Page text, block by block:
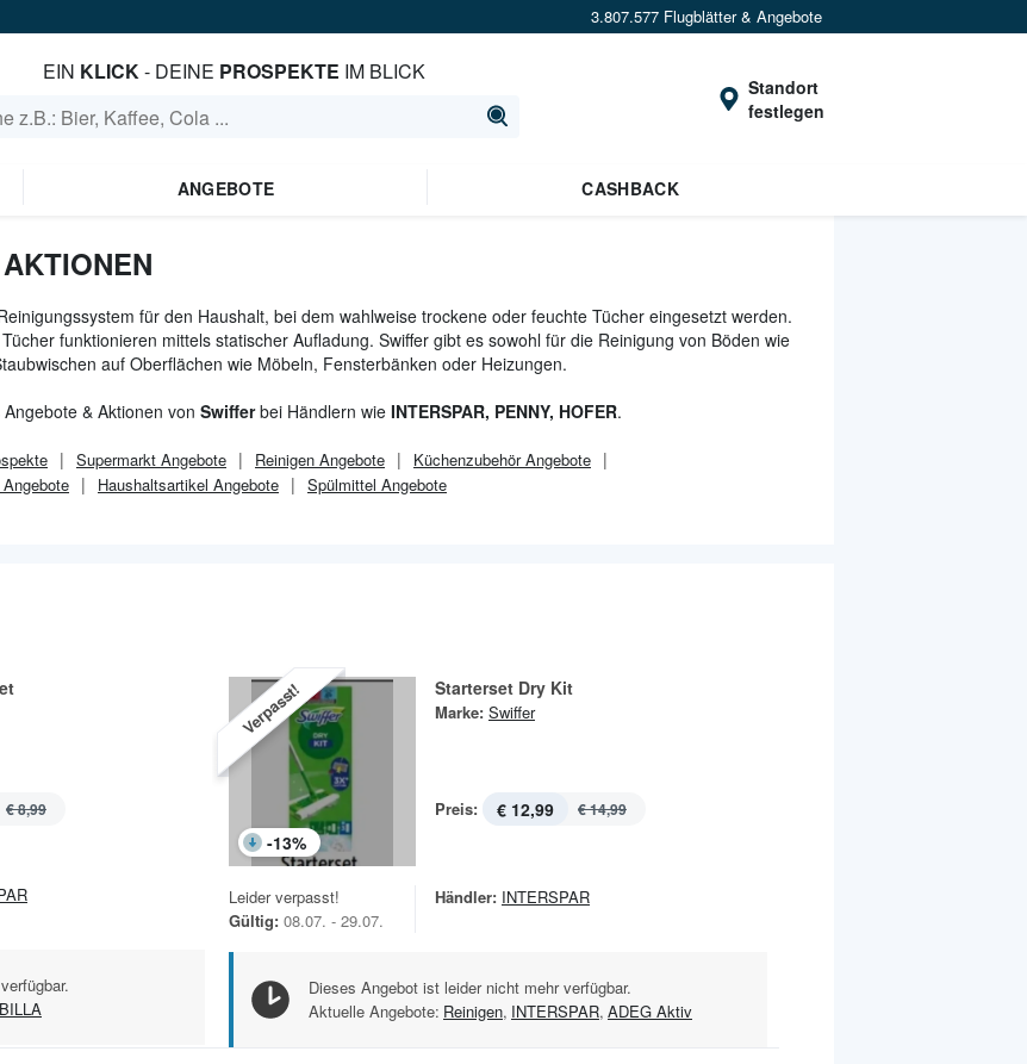
3.807.577 Flugblätter & Angebote
EIN KLICK- DEINE PROSPEKTE IM BLICK
Standort
festlegen
ANGEBOTE CASHBACK
für den Haushalt, bei dem wahlweise trockene oder feuchte Tücher eingesetzt werden.
funktionieren mittels statischer Aufladung. Swiffer gibt es sowohl für die Reinigung von Böden wie
auf Oberflächen wie Möbeln, Fensterbänken oder Heizungen.
& Aktionen von Swifferbei Händlern wie INTERSPAR, PENNY, HOFER.
Supermarkt Angebote Reinigen Angebote
Küchenzubehör Angebote
Haushaltsartikel Angebote Spülmittel Angebote
€ 8,99
BILLA
Verpasst!
-13%
Starterset Dry Kit
Marke: Swiffer
Preis: € 12,99 € 14,99
Leider verpasst!
Gültig: 08.07. - 29.07.
Händler: INTERSPAR
Dieses Angebot ist leider nicht mehr verfügbar.
Aktuelle Angebote: Reinigen, INTERSPAR, ADEG Aktiv